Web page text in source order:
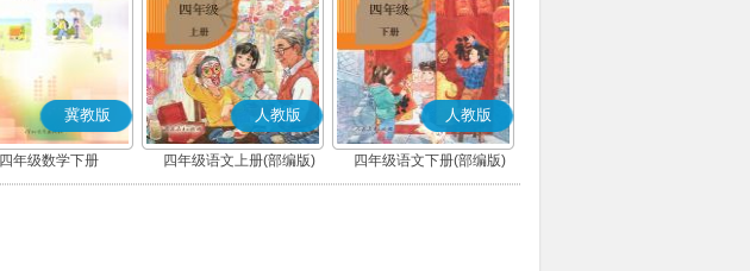
冀教版
四年级数学下册
人教版
四年级语文上册(部编版)
人教版
四年级语文下册(部编版)